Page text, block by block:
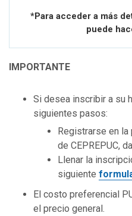
*Para acceder a más
puede
IMPORTANTE
Si desea inscribir a su
siguientes pasos:
Registrarse en
de CEPREPUC,
Llenar la
siguiente
El costo preferencial
el precio general.